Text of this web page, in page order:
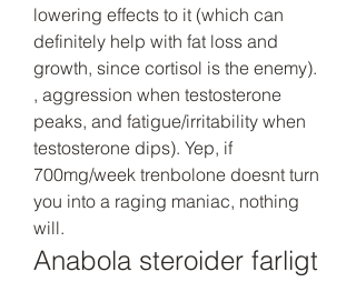
lowering effects to it (which can
definitely help with fat loss and
growth, since cortisol is the enemy).
, aggression when testosterone
peaks, and fatigue/irritability when
testosterone dips). Yep, if
700mg/week trenbolone doesnt turn
you into a raging maniac, nothing
will.
Anabola steroider farligt